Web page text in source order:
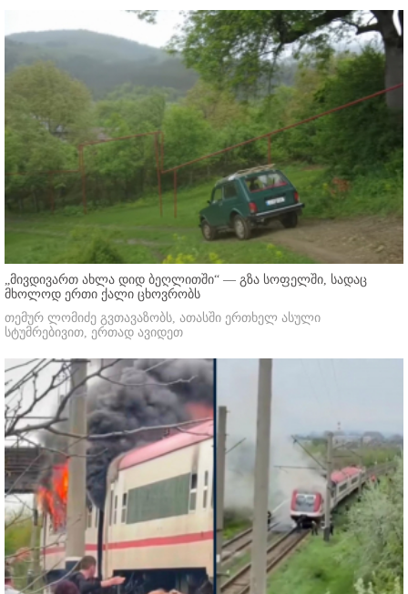
„მივდივართ ახლა დიდ ბეღლითში“ — გზა სოფელში, სადაც
მხოლოდ ერთი ქალი ცხოვრობს
თემურ ლომიძე გვთავაზობს, ათასში ერთხელ ასული
სტუმრებივით, ერთად ავიდეთ